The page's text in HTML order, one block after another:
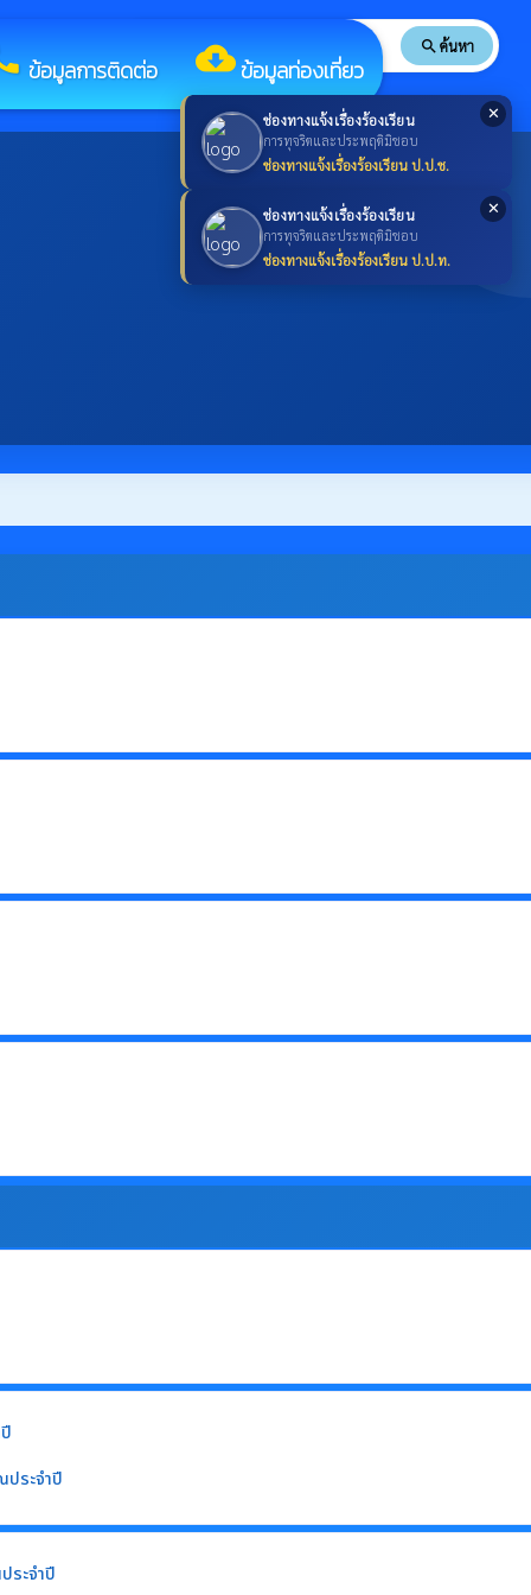
✕
ช่องทางแจ้งเรื่องร้องเรียน
การทุจริตและประพฤติมิชอบ
ช่องทางแจ้งเรื่องร้องเรียน ป.ป.ช.
✕
ช่องทางแจ้งเรื่องร้องเรียน
การทุจริตและประพฤติมิชอบ
ช่องทางแจ้งเรื่องร้องเรียน ป.ป.ท.
ข้อมูลการติดต่อ cloud_downloadข้อมูลท่องเที่ยว
search ค้นหา
ประจำปี
ระจำปี